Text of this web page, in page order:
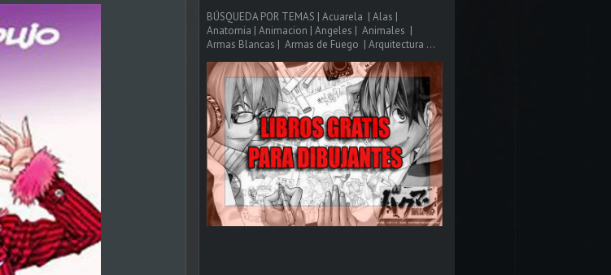
BÚSQUEDA POR TEMAS | Acuarela | Alas |
Anatomia | Animacion | Angeles | Animales |
Armas Blancas | Armas de Fuego | Arquitectura ...